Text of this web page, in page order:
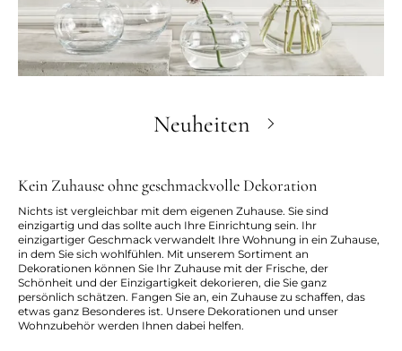
Neuheiten
Kein Zuhause ohne geschmackvolle Dekoration
Nichts ist vergleichbar mit dem eigenen Zuhause. Sie sind
einzigartig und das sollte auch Ihre Einrichtung sein. Ihr
einzigartiger Geschmack verwandelt Ihre Wohnung in ein Zuhause,
in dem Sie sich wohlfühlen. Mit unserem Sortiment an
Dekorationen können Sie Ihr Zuhause mit der Frische, der
Schönheit und der Einzigartigkeit dekorieren, die Sie ganz
persönlich schätzen. Fangen Sie an, ein Zuhause zu schaffen, das
etwas ganz Besonderes ist. Unsere Dekorationen und unser
Wohnzubehör werden Ihnen dabei helfen.